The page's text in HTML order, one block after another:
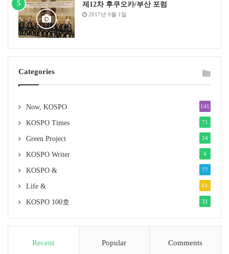
것으로, 정부는 이행계획에 따라 2030년까지 전력생산의
20%를 재생에너지로 충당할 계획이다. 이행계획에서 태
양광과 풍력 비중을 2016년 각각 13.1%, 4.3%에서 2030
년 34.8%, 32.2%로 확대할 예정이며 바이오·폐기물 비중
정부가 발표한 이행계획을 무리 없이 추진하려면 화석연
료를 이용하는 발전 방식의 비중 축소는 불가피하며 태양
광과 풍력 보급이 확대될 수 있도록 이들 재생에너지원의
경제성, 수용성, 환경성 측면의 기반을 반드시 확보해야
한다. 이를 위해 정부는 이행계획에서 국민 참여형 발전
사업 확대, 지역에 이익이 환원될 수 있는 공공 주도의 대
형 프로젝트 추진, 선제적 계통보강 시스템 마련 등을 계
획하고 있다.
제12차 후쿠오카/부산 포럼
2017년 9월 1일
Categories
Now, KOSPO 141
KOSPO Times 71
Green Project 24
KOSPO Writer 4
KOSPO & 77
Life & 61
KOSPO 100호 31
Recent Popular Comments